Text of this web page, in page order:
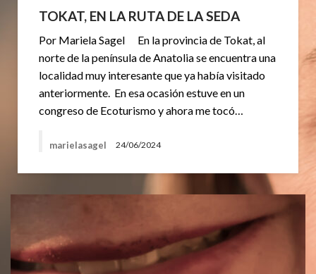
TOKAT, EN LA RUTA DE LA SEDA
Por Mariela Sagel En la provincia de Tokat, al
norte de la península de Anatolia se encuentra una
localidad muy interesante que ya había visitado
anteriormente. En esa ocasión estuve en un
congreso de Ecoturismo y ahora me tocó…
marielasagel 24/06/2024